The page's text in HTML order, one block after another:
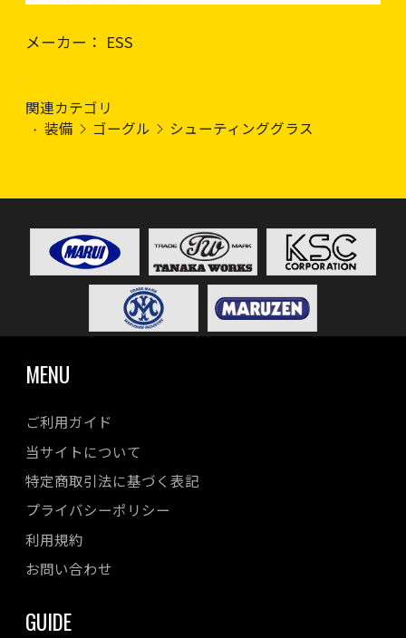
メーカー： ESS
関連カテゴリ
装備
ゴーグル シューティンググラス
MENU
ご利用ガイド
当サイトについて
特定商取引法に基づく表記
プライバシーポリシー
利用規約
お問い合わせ
GUIDE